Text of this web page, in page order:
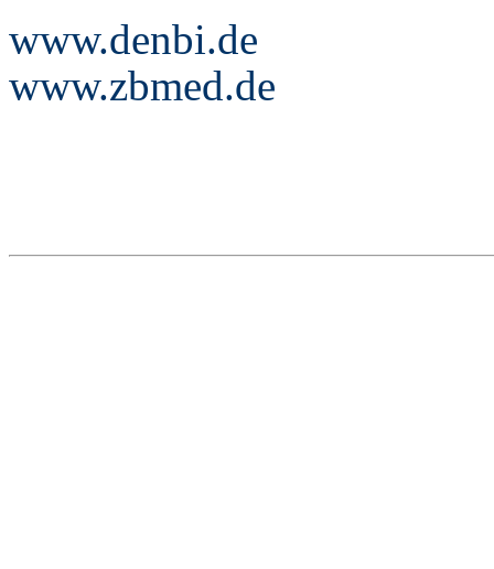
www.denbi.de
www.zbmed.de